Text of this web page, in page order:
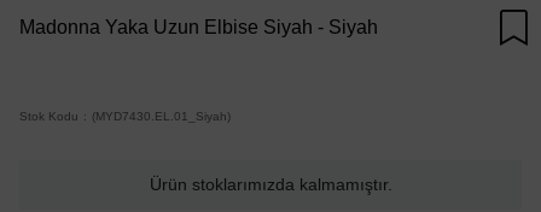
Madonna Yaka Uzun Elbise Siyah - Siyah
Stok Kodu (MYD7430.EL.01_Siyah)
Ürün stoklarımızda kalmamıştır.